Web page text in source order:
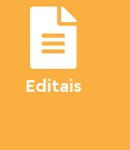
Editais